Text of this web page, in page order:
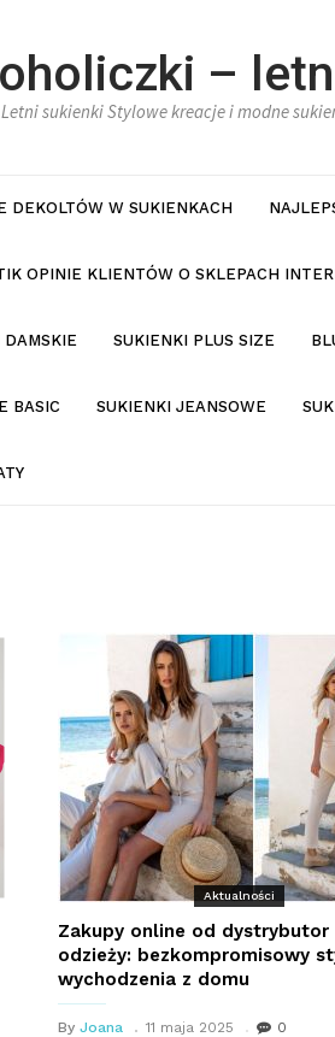
–
Letni sukienki Stylowe kreacje i modne
DEKOLTÓW W SUKIENKACH
OPINIE KLIENTÓW O SKLEPACH
DAMSKIE SUKIENKI PLUS SIZE
BASIC SUKIENKI JEANSOWE
Aktualności
Zakupy online od
odzieży: bezkompromisowy
wychodzenia z domu
By Joana 11 maja 2025 0